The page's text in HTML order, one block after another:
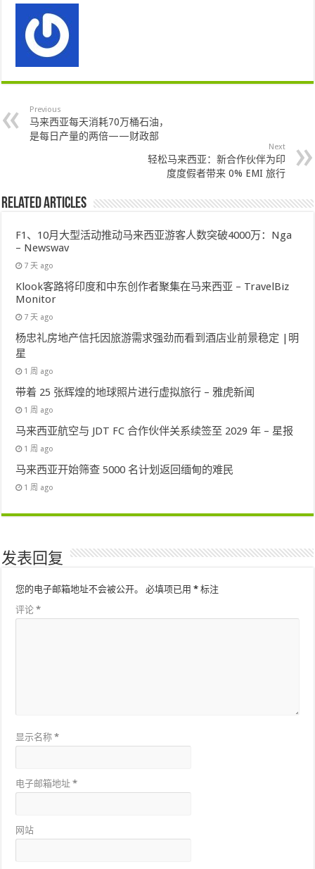
Previous
马来西亚每天消耗70万桶石油，
是每日产量的两倍——财政部
Next
轻松马来西亚：新合作伙伴为印
度度假者带来 0% EMI 旅行
Related Articles
F1、10月大型活动推动马来西亚游客人数突破4000万：Nga
– Newswav
7 天 ago
Klook客路将印度和中东创作者聚集在马来西亚 – TravelBiz
Monitor
7 天 ago
杨忠礼房地产信托因旅游需求强劲而看到酒店业前景稳定 |明
星
1 周 ago
带着 25 张辉煌的地球照片进行虚拟旅行 – 雅虎新闻
1 周 ago
马来西亚航空与 JDT FC 合作伙伴关系续签至 2029 年 – 星报
1 周 ago
马来西亚开始筛查 5000 名计划返回缅甸的难民
1 周 ago
发表回复
您的电子邮箱地址不会被公开。 必填项已用* 标注
评论*
显示名称*
电子邮箱地址*
网站